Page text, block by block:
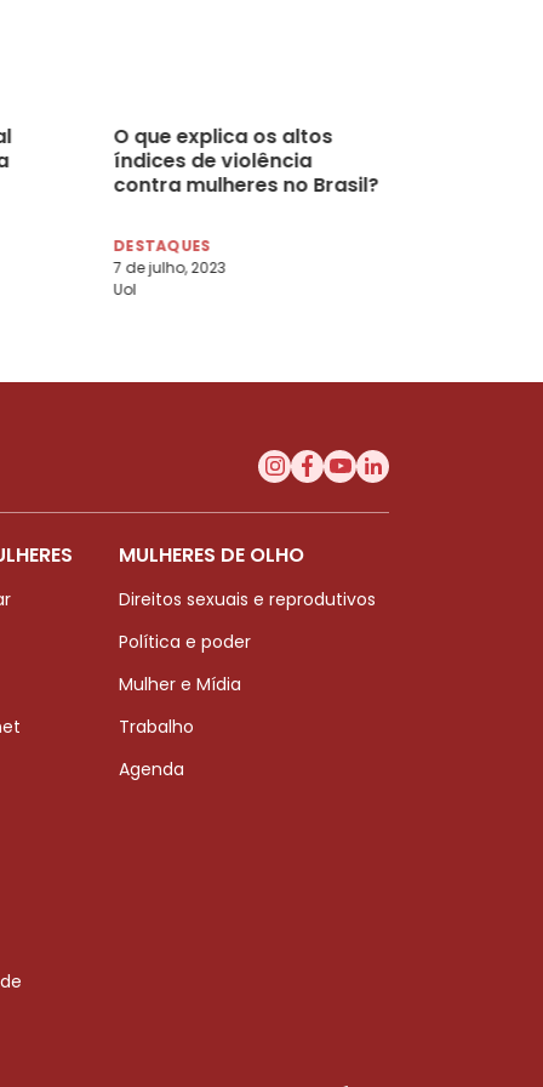
O que explica os altos
índices de violência
contra mulheres no Brasil?
DESTAQUES
7 de julho, 2023
Uol
MULHERES DE OLHO
Direitos sexuais e reprodutivos
Política e poder
Mulher e Mídia
Trabalho
Agenda